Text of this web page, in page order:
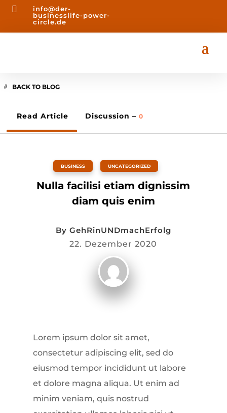

info@der-
businesslife-power-
circle.de
BACK TO BLOG
Read Article Discussion – 0
BUSINESS UNCATEGORIZED
Nulla facilisi etiam dignissim
diam quis enim
By GehRinUNDmachErfolg
22. Dezember 2020
Lorem ipsum dolor sit amet,
consectetur adipiscing elit, sed do
eiusmod tempor incididunt ut labore
et dolore magna aliqua. Ut enim ad
minim veniam, quis nostrud